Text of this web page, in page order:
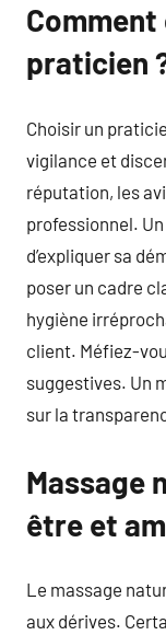
praticien
Choisir un
vigilance et
réputation, les
professionnel.
d’expliquer sa
poser un cadre
hygiène
client. Méfiez-
suggestives. Un
sur la
Massage
être et
Le massage
aux dérives.